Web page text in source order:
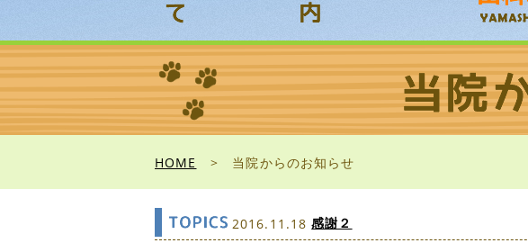
HOME > 当院からのお知らせ
2016.11.18 感謝２